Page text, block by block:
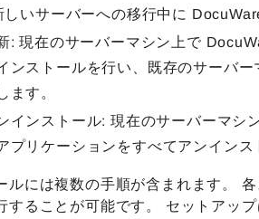
しいサーバーへの移行中に
: 現在のサーバーマシン上で
ンストールを行い、既存のサーバ
ます。
インストール: 現在のサーバーマシ
プリケーションをすべてアンインス
ルには複数の手順が含まれます。
することが可能です。 セットアッ